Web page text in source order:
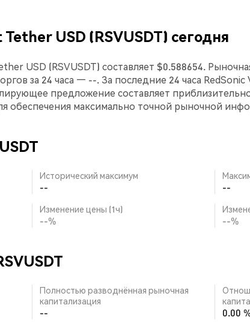
USD (RSVUSDT) сегодня
USD (RSVUSDT) составляет $0.588654.
за 24 часа — --. За последние 24 часа RedSonic
предложение составляет
обеспечения максимально точной рыночной
Исторический максимум
-- --
Изменение цены (1ч)
--% --%
Полностью разводнённая рыночная
капитализация
-- 0.00